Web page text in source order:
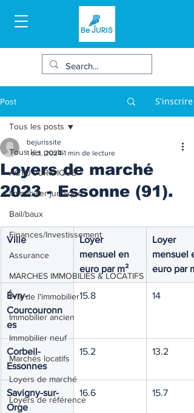
Post S'inscrire
Tous les posts
ACTU JURIDIQUE
Immobilier juridique
Bail/baux
Finances/Investissement
Assurance
MARCHES IMMOBILIES & LOCATIFS
Prix de l'immobilier
Immobilier ancien
Immobilier neuf
Marchés locatifs
Loyers de marché
Loyers de référence
Tous les posts
Loyers de marché
2023 - Essonne (91).
bejurissite
1 oct. 2024 1 min de lecture
Ville
Loyer
mensuel en
euro par m²
Loyer
mensuel
euro par
Évry-
Courcouronn
es
15.8 14
Corbeil-
Essonnes
15.2 13.2
Savigny-sur-
Orge
16.6 15.7